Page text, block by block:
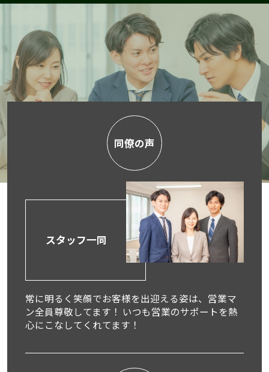
同僚の声
スタッフ一同
常に明るく笑顔でお客様を出迎える姿は、営業マ
ン全員尊敬してます！ いつも営業のサポートを熱
心にこなしてくれてます！